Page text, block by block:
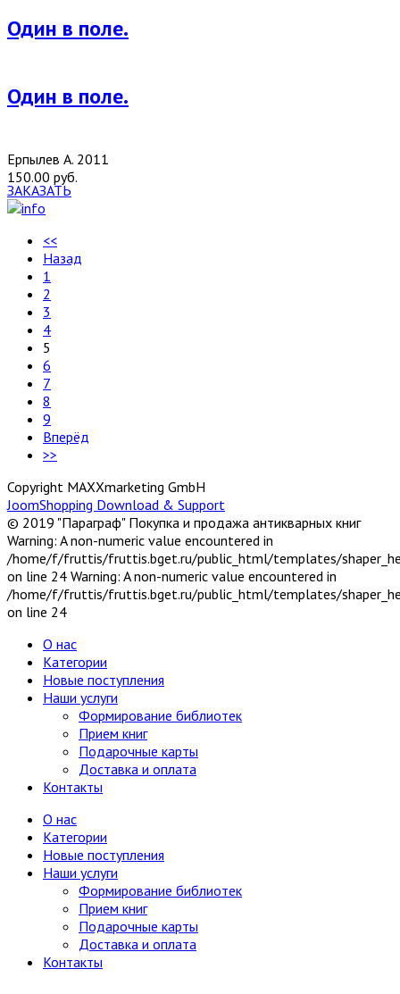
Один в поле.
Один в поле.
Ерпылев А. 2011
150.00 руб.
ЗАКАЗАТЬ
<<
Назад
1
2
3
4
5
6
7
8
9
Вперёд
>>
Copyright MAXXmarketing GmbH
JoomShopping Download & Support
© 2019 "Параграф" Покупка и продажа антикварных книг
Warning: A non-numeric value encountered in
/home/f/fruttis/fruttis.bget.ru/public_html/templates/
on line 24 Warning: A non-numeric value encountered in
/home/f/fruttis/fruttis.bget.ru/public_html/templates/
on line 24
О нас
Категории
Новые поступления
Наши услуги
Формирование библиотек
Прием книг
Подарочные карты
Доставка и оплата
Контакты
О нас
Категории
Новые поступления
Наши услуги
Формирование библиотек
Прием книг
Подарочные карты
Доставка и оплата
Контакты